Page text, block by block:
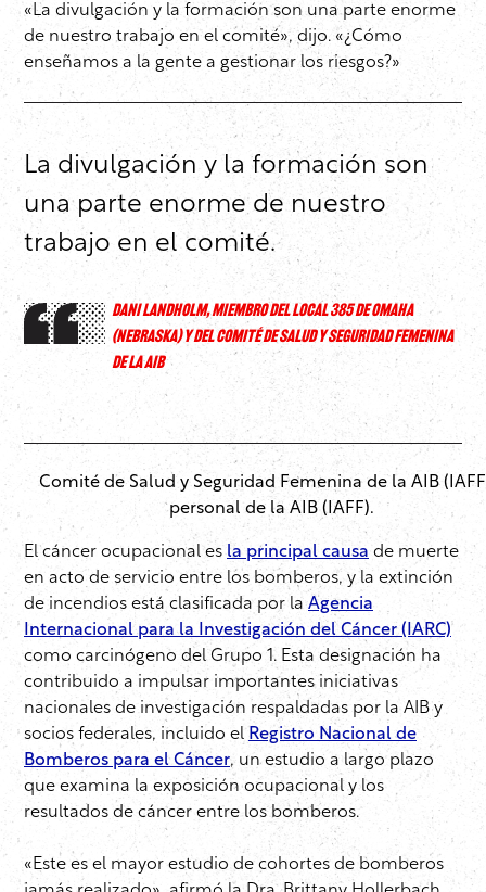
«La divulgación y la formación son una parte enorme
de nuestro trabajo en el comité», dijo. «¿Cómo
enseñamos a la gente a gestionar los riesgos?»
La divulgación y la formación son
una parte enorme de nuestro
trabajo en el comité.
DANI LANDHOLM, MIEMBRO DEL LOCAL 385 DE OMAHA
(NEBRASKA) Y DEL COMITÉ DE SALUD Y SEGURIDAD FEMENINA
DE LA AIB
Comité de Salud y Seguridad Femenina de la AIB
personal de la AIB (IAFF).
El cáncer ocupacional es la principal causa de muerte
en acto de servicio entre los bomberos, y la extinción
de incendios está clasificada por la Agencia
Internacional para la Investigación del Cáncer (IARC)
como carcinógeno del Grupo 1. Esta designación ha
contribuido a impulsar importantes iniciativas
nacionales de investigación respaldadas por la AIB y
socios federales, incluido el Registro Nacional de
Bomberos para el Cáncer, un estudio a largo plazo
que examina la exposición ocupacional y los
resultados de cáncer entre los bomberos.
«Este es el mayor estudio de cohortes de bomberos